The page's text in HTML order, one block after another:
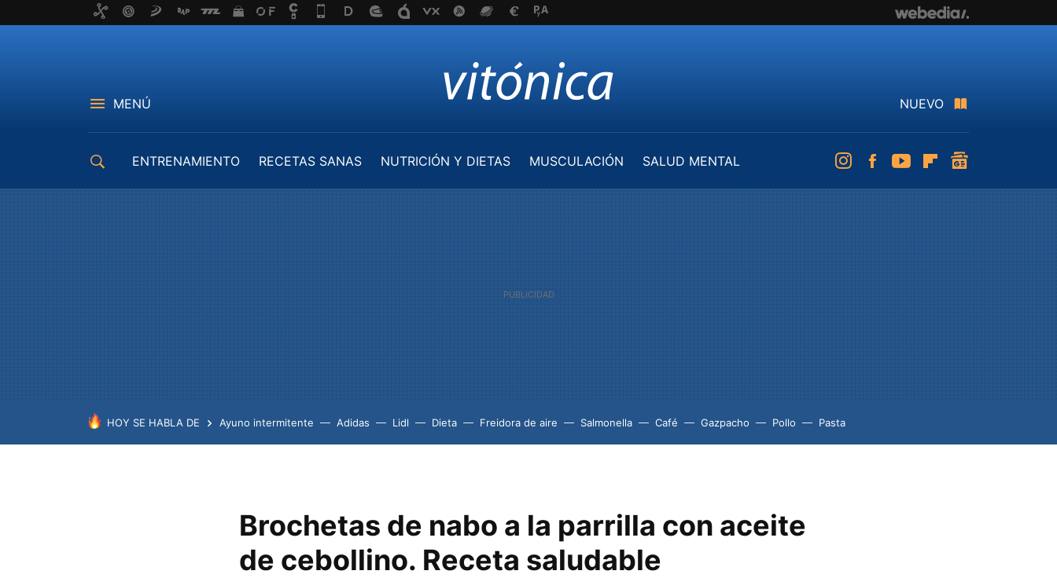
MENÚ NUEVO
ENTRENAMIENTO RECETAS SANAS NUTRICIÓN Y DIETAS MUSCULACIÓN
SALUD MENTAL
InstagramFacebookYoutubeFlipboard
HOY SE HABLA DE Ayuno intermitente Adidas Lidl Dieta Freidora de aire Salmonella Café Gazpacho Pollo Pasta
Brochetas de nabo a la parrilla con aceite
de cebollino. Receta saludable